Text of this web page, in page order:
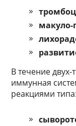
макуло-
В течение двух-
иммунная
реакциями типа: